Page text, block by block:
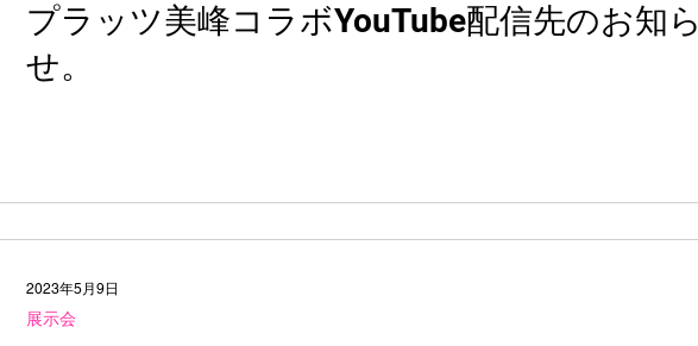
プラッツ美峰コラボYouTube配信先のお知ら
せ。
展示会
2023年5月9日